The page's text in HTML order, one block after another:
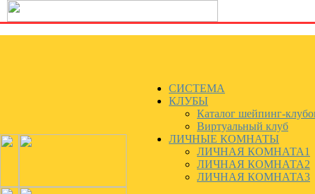
СИСТЕМА
КЛУБЫ
Каталог шейпинг-
Виртуальный клуб
ЛИЧНЫЕ КОМНАТЫ
ЛИЧНАЯ КОМНАТА1
ЛИЧНАЯ КОМНАТА2
ЛИЧНАЯ КОМНАТА3